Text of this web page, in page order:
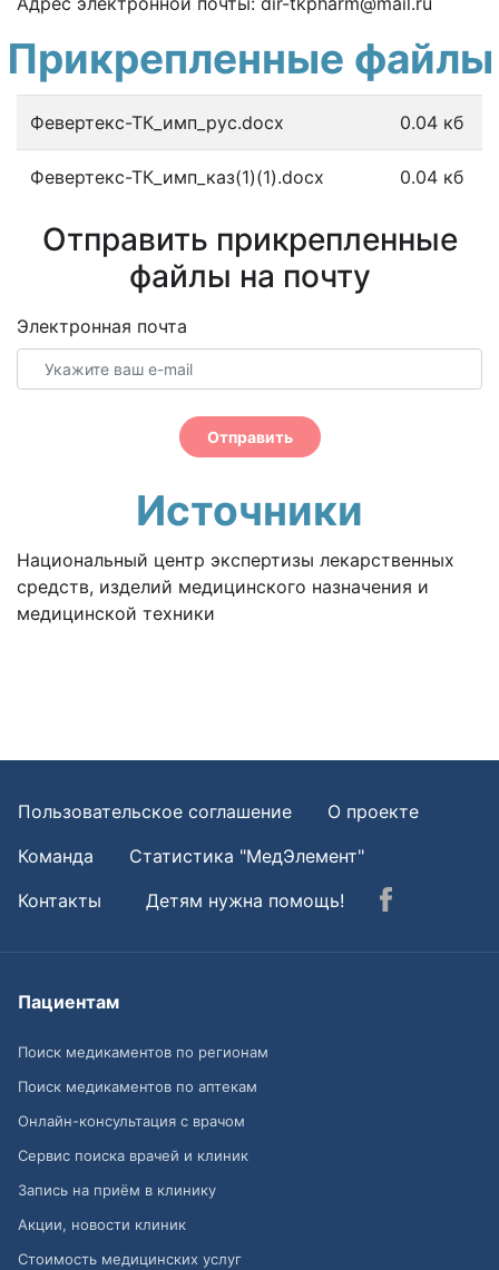
Прикрепленные файлы
Февертекс-ТК_имп_рус.docx 0.04 кб
Февертекс-ТК_имп_каз(1)(1).docx 0.04 кб
Отправить прикрепленные
файлы на почту
Электронная почта
Отправить
Источники
Национальный центр экспертизы лекарственных
средств, изделий медицинского назначения и
медицинской техники
Пользовательское соглашение
О проекте
Команда
Статистика "МедЭлемент"
Контакты
Детям нужна помощь!
Пациентам
Поиск медикаментов по регионам
Поиск медикаментов по аптекам
Онлайн-консультация с врачом
Сервис поиска врачей и клиник
Запись на приём в клинику
Акции, новости клиник
Стоимость медицинских услуг